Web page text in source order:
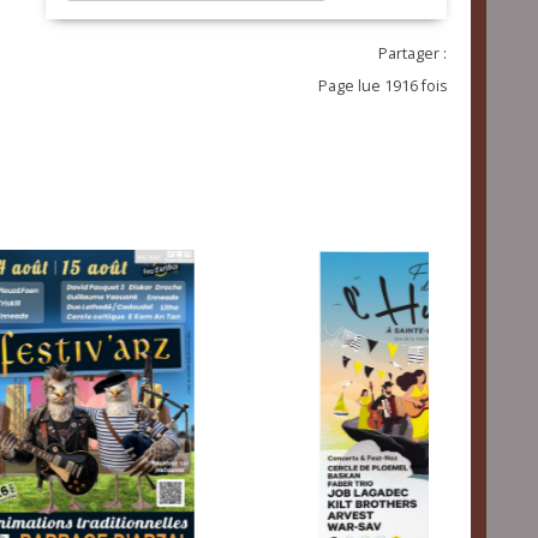
Partager :
Page lue 1916 fois